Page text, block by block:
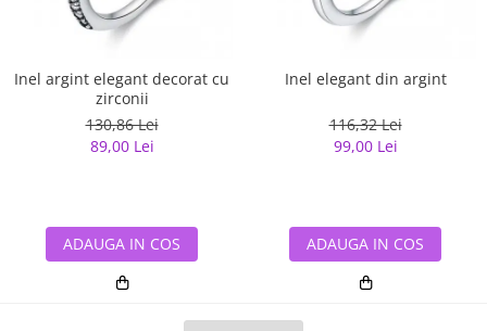
Inel argint elegant decorat cu
zirconii
130,86 Lei
89,00 Lei
ADAUGA IN COS
Inel elegant din argint
116,32 Lei
99,00 Lei
ADAUGA IN COS